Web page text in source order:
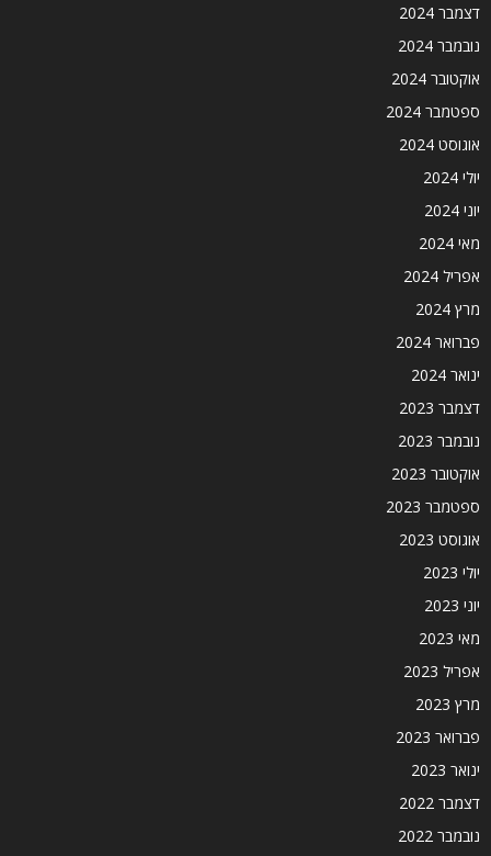
דצמבר 2024
נובמבר 2024
אוקטובר 2024
ספטמבר 2024
אוגוסט 2024
יולי 2024
יוני 2024
מאי 2024
אפריל 2024
מרץ 2024
פברואר 2024
ינואר 2024
דצמבר 2023
נובמבר 2023
אוקטובר 2023
ספטמבר 2023
אוגוסט 2023
יולי 2023
יוני 2023
מאי 2023
אפריל 2023
מרץ 2023
פברואר 2023
ינואר 2023
דצמבר 2022
נובמבר 2022